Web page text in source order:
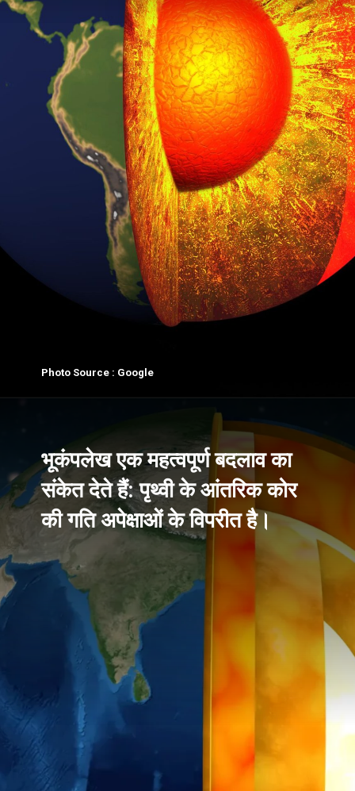
Photo Source : Google
भूकंपलेख एक महत्वपूर्ण बदलाव का
संकेत देते हैं: पृथ्वी के आंतरिक कोर
की गति अपेक्षाओं के विपरीत है।